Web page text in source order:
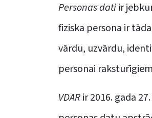
Personas datiir
fiziska persona ir
vārdu, uzvārdu,
personai
VDARir 2016. gada